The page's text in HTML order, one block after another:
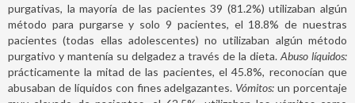
purgativas, la mayoría de las pacientes 39 (81.2%) utilizaban algún
método para purgarse y solo 9 pacientes, el 18.8% de nuestras
pacientes (todas ellas adolescentes) no utilizaban algún método
purgativo y mantenía su delgadez a través de la dieta. Abuso líquidos:
prácticamente la mitad de las pacientes, el 45.8%, reconocían que
abusaban de líquidos con fines adelgazantes. Vómitos:un porcentaje